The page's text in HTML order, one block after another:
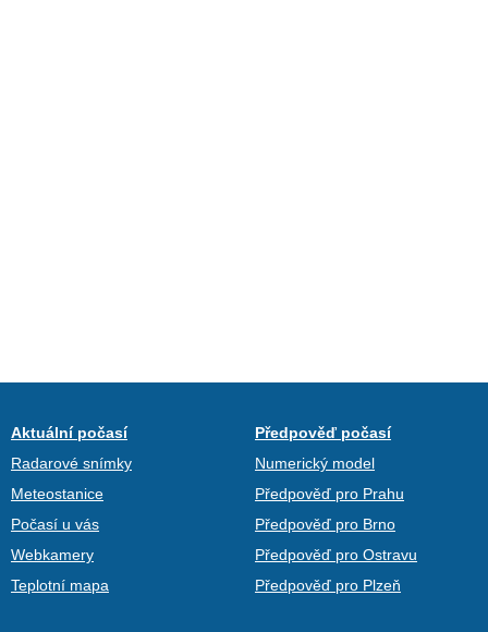
Aktuální počasí
Radarové snímky
Meteostanice
Počasí u vás
Webkamery
Teplotní mapa
Předpověď počasí
Numerický model
Předpověď pro Prahu
Předpověď pro Brno
Předpověď pro Ostravu
Předpověď pro Plzeň